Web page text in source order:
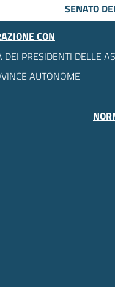
SENATO
CON
DEI PRESIDENTI DELLE
AUTONOME